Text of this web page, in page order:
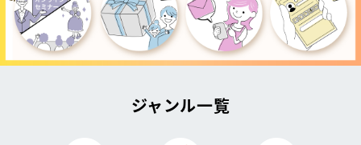
ジャンル一覧